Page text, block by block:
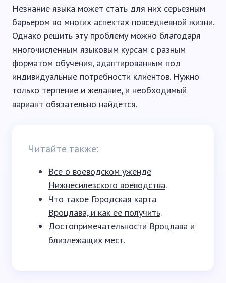
Незнание языка может стать для них серьезным
барьером во многих аспектах повседневной жизни.
Однако решить эту проблему можно благодаря
многочисленным языковым курсам с разным
форматом обучения, адаптированным под
индивидуальные потребности клиентов. Нужно
только терпение и желание, и необходимый
вариант обязательно найдется.
Читайте также:
Все о воеводском уженде
Нижнесилезского воеводства.
Что такое Городская карта
Вроцлава, и как ее получить.
Достопримечательности Вроцлава и
близлежащих мест.